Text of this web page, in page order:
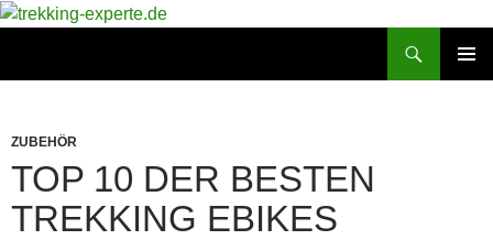
Zum
ZUBEHÖR
TOP 10 DER BESTEN
TREKKING EBIKES